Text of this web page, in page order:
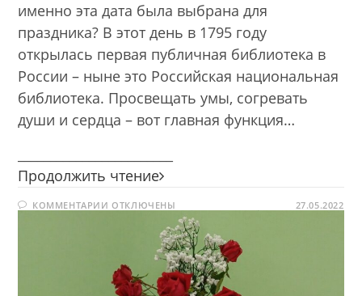
именно эта дата была выбрана для
праздника? В этот день в 1795 году
открылась первая публичная библиотека в
России – ныне это Российская национальная
библиотека. Просвещать умы, согревать
души и сердца – вот главная функция…
Продолжить чтение Библио
КОММЕНТАРИИ К
ЗАПИСИ
ОТКЛЮЧЕНЫ 27.05.2022